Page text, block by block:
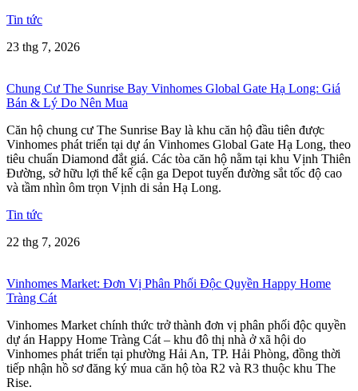
Tin tức
23 thg 7, 2026
Chung Cư The Sunrise Bay Vinhomes Global Gate Hạ Long: Giá
Bán & Lý Do Nên Mua
Căn hộ chung cư The Sunrise Bay là khu căn hộ đầu tiên được
Vinhomes phát triển tại dự án Vinhomes Global Gate Hạ Long, theo
tiêu chuẩn Diamond đắt giá. Các tòa căn hộ nằm tại khu Vịnh Thiên
Đường, sở hữu lợi thế kế cận ga Depot tuyến đường sắt tốc độ cao
và tầm nhìn ôm trọn Vịnh di sản Hạ Long.
Tin tức
22 thg 7, 2026
Vinhomes Market: Đơn Vị Phân Phối Độc Quyền Happy Home
Tràng Cát
Vinhomes Market chính thức trở thành đơn vị phân phối độc quyền
dự án Happy Home Tràng Cát – khu đô thị nhà ở xã hội do
Vinhomes phát triển tại phường Hải An, TP. Hải Phòng, đồng thời
tiếp nhận hồ sơ đăng ký mua căn hộ tòa R2 và R3 thuộc khu The
Rise.